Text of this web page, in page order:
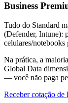
Business
Tudo do Standard
(Defender, Intune):
celulares/notebooks
Na prática, a
Global Data
— você não paga
Receber cotação de